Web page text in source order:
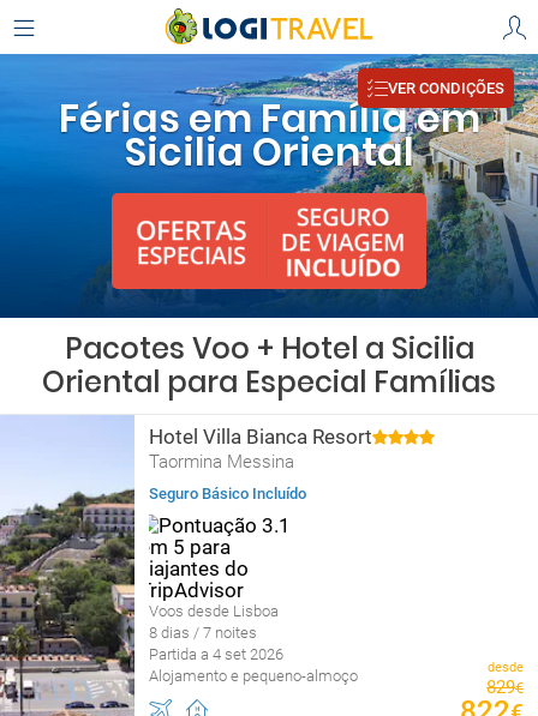
Férias em Família em
Sicilia Oriental
VER CONDIÇÕES
Pacotes Voo + Hotel a Sicilia
Oriental para Especial Famílias
Hotel Villa Bianca Resort
Taormina Messina
Seguro Básico Incluído
Voos desde Lisboa
8 dias / 7 noites
Partida a 4 set 2026
Alojamento e pequeno-almoço
desde
829€